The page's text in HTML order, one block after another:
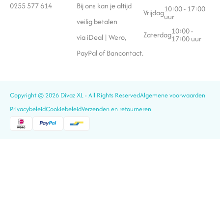
0255 577 614
Bij ons kan je altijd
veilig betalen
via iDeal | Wero,
PayPal of Bancontact.
Vrijdag10:00 - 17:00
uur
Zaterdag10:00 -
17:00 uur
Copyright © 2026 Divaz XL - All Rights ReservedAlgemene voorwaarden
PrivacybeleidCookiebeleidVerzenden en retourneren